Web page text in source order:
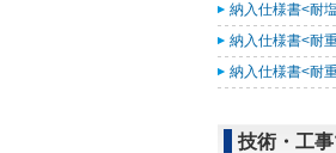
納入仕様書<耐
納入仕様書<耐
納入仕様書<耐
技術・工